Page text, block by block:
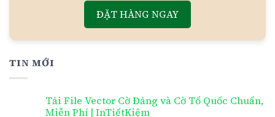
ĐẶT HÀNG NGAY
TIN MỚI
Tải File Vector Cờ Đảng và Cờ Tổ Quốc Chuẩn,
Miễn Phí | InTiếtKiệm